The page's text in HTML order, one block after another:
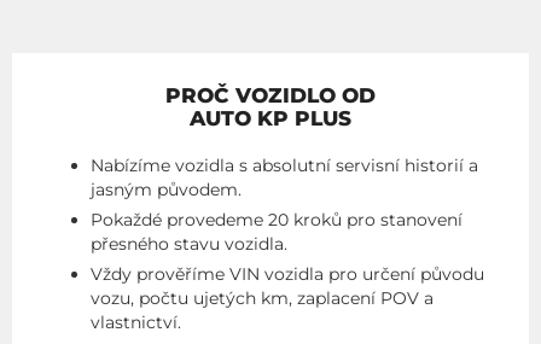
PROČ VOZIDLO OD
AUTO KP PLUS
Nabízíme vozidla s absolutní servisní historií a
jasným původem.
Pokaždé provedeme 20 kroků pro stanovení
přesného stavu vozidla.
Vždy prověříme VIN vozidla pro určení původu
vozu, počtu ujetých km, zaplacení POV a
vlastnictví.